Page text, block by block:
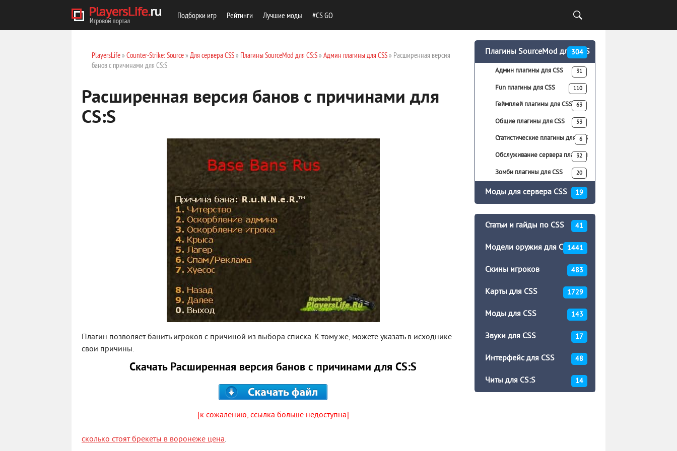
Подборки игр Рейтинги Лучшие моды #CS GO
PlayersLife» Counter-Strike: Source» Для сервера CSS» Плагины SourceMod для CS:S» Админ плагины для CSS» Расширенная версия
банов с причинами для CS:S
Расширенная версия банов с причинами для
CS:S
Плагин позволяет банить игроков с причиной из выбора списка. К тому же, можете указать в исходнике
свои причины.
Скачать Расширенная версия банов с причинами для CS:S
[к сожалению, ссылка больше недоступна]
сколько стоят брекеты в воронеже цена.
Плагины SourceMod для CS:S
304
Админ плагины для CSS 31
Fun плагины для CSS 110
Геймплей плагины для CSS 63
Общие плагины для CSS 53
Статистические плагины для CSS
6
Обслуживание сервера плагины
для CSS
32
Зомби плагины для CSS 20
Моды для сервера CSS 19
Статьи и гайды по CSS 41
Модели оружия для CSS1441
Скины игроков 483
Карты для CSS 1729
Моды для CSS 143
Звуки для CSS 17
Интерфейс для CSS 48
Читы для CS:S 14